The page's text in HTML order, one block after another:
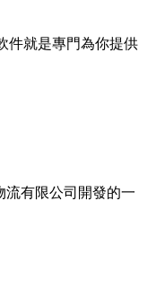
件就是專門為你提供
流有限公司開發的一